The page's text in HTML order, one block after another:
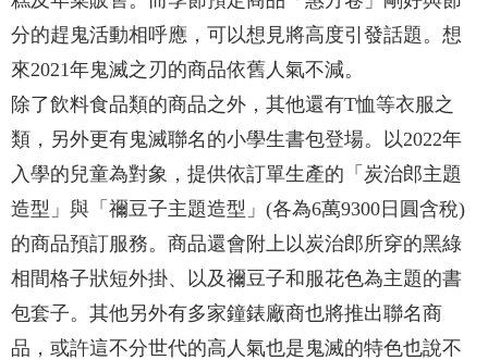
分的趕鬼活動相呼應，可以想見將高度引發話題。想
來2021年鬼滅之刃的商品依舊人氣不減。
除了飲料食品類的商品之外，其他還有T恤等衣服之
類，另外更有鬼滅聯名的小學生書包登場。以2022年
入學的兒童為對象，提供依訂單生產的「炭治郎主題
造型」與「禰豆子主題造型」(各為6萬9300日圓含稅)
的商品預訂服務。商品還會附上以炭治郎所穿的黑綠
相間格子狀短外掛、以及禰豆子和服花色為主題的書
包套子。其他另外有多家鐘錶廠商也將推出聯名商
品，或許這不分世代的高人氣也是鬼滅的特色也說不